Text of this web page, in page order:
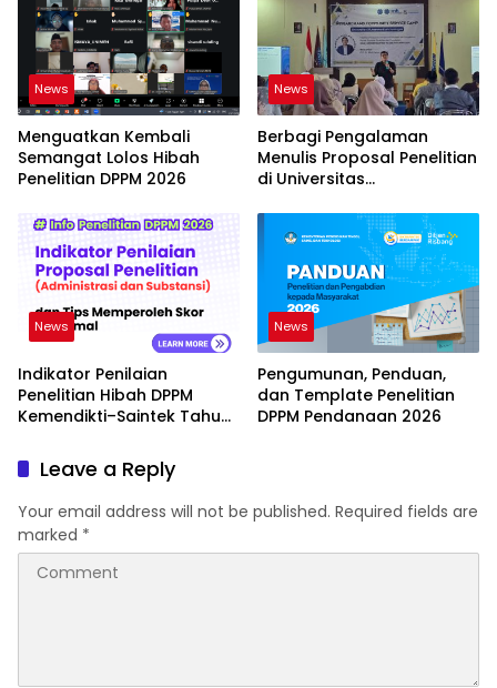
News
Menguatkan Kembali
Semangat Lolos Hibah
Penelitian DPPM 2026
News
Berbagi Pengalaman
Menulis Proposal Penelitian
di Universitas
News
Indikator Penilaian
Penelitian Hibah DPPM
Kemendikti–Saintek Tahun
News
Pengumunan, Penduan,
dan Template Penelitian
DPPM Pendanaan 2026
Leave a Reply
Your email address will not be published. Required fields are
marked *